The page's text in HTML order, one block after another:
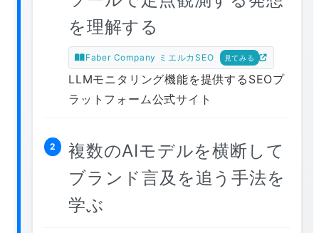
を理解する
Faber Company ミエルカSEO 見てみる
LLMモニタリング機能を提供するSEOプ
ラットフォーム公式サイト
2
複数のAIモデルを横断して
ブランド言及を追う手法を
学ぶ